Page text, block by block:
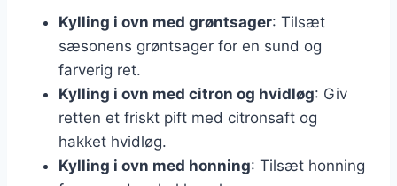
Kylling i ovn med grøntsager: Tilsæt
sæsonens grøntsager for en sund og
farverig ret.
Kylling i ovn med citron og hvidløg: Giv
retten et friskt pift med citronsaft og
hakket hvidløg.
Kylling i ovn med honning: Tilsæt honning